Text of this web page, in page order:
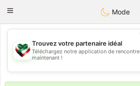
KuwaitChat
Toggle
Mode
💖
💕
Trouvez votre partenaire idéal
Téléchargez notre application de rencontre
maintenant !